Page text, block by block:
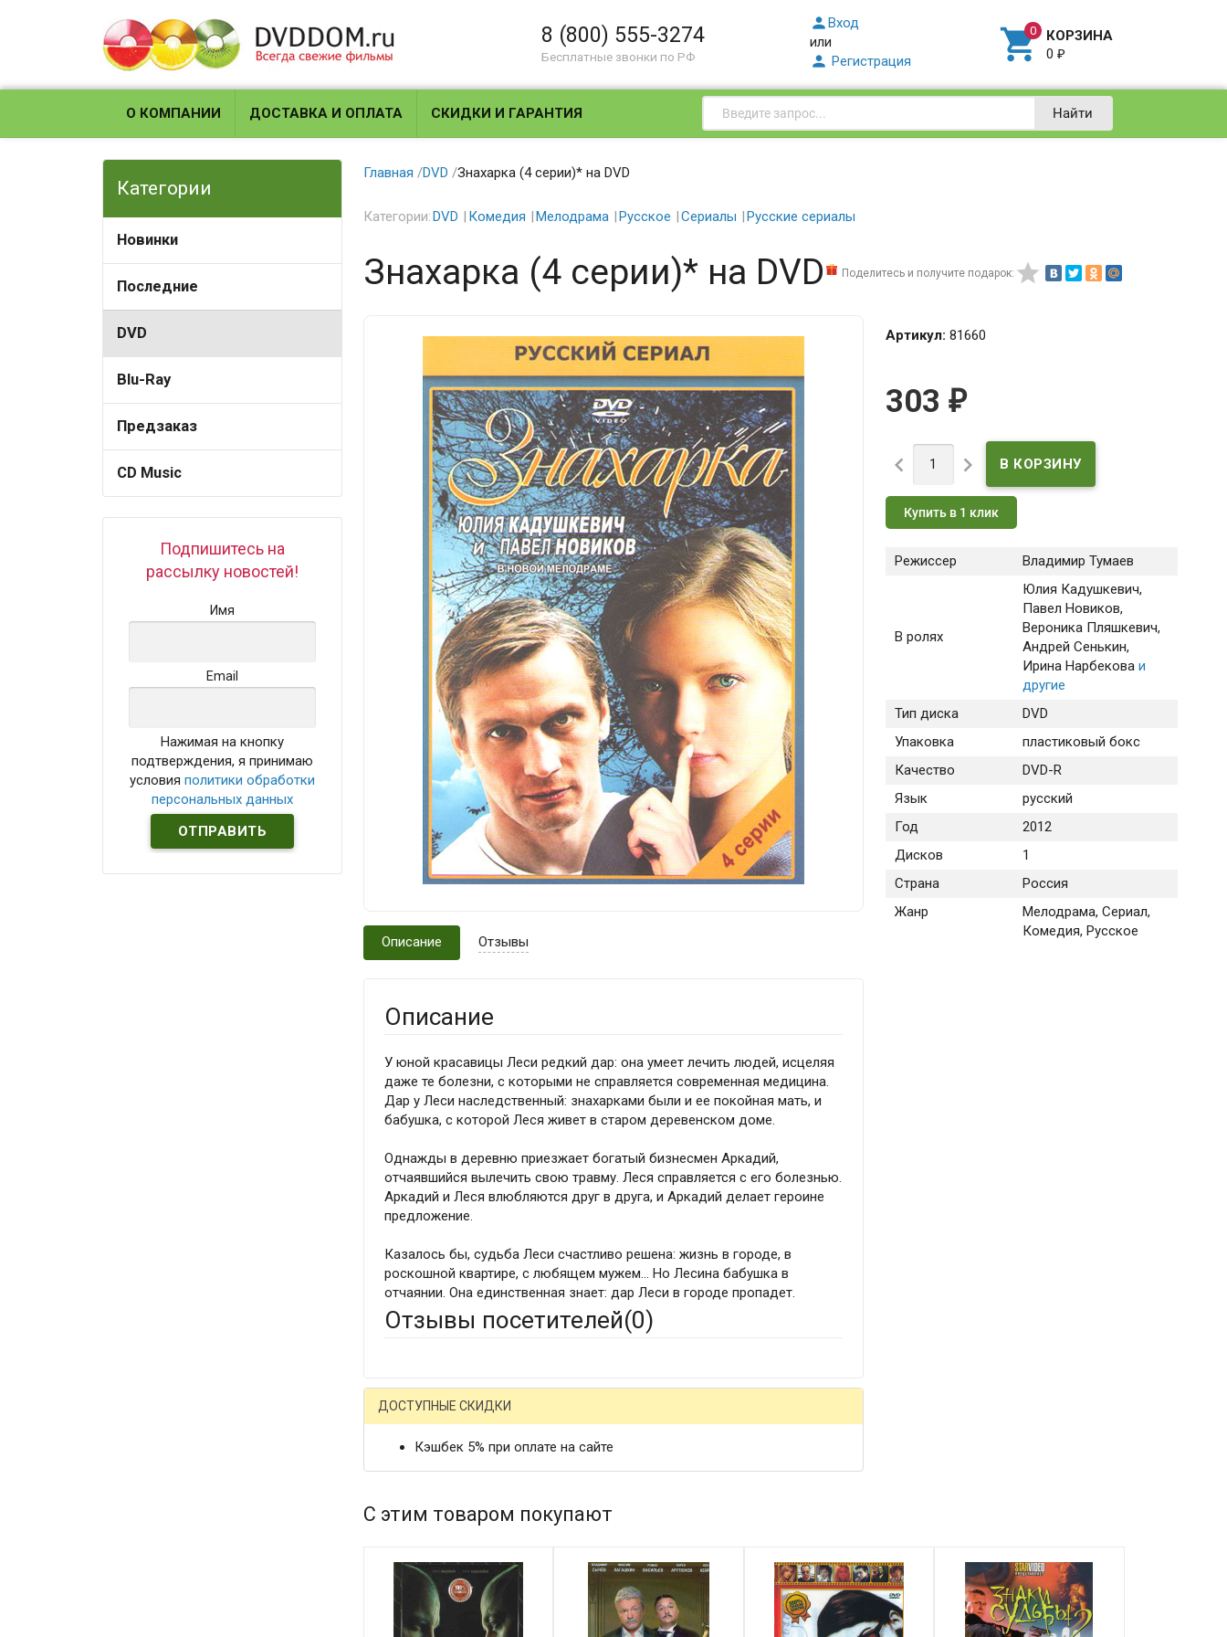
8 (800) 555-3274
Бесплатные звонки по РФ
Вход
или
 Регистрация  КОРЗИНА
0₽
О КОМПАНИИ ДОСТАВКА И ОПЛАТА СКИДКИ И ГАРАНТИЯ Найти
Категории
Новинки
Последние
DVD
Blu-Ray
Предзаказ
CD Music
Подпишитесь на
рассылку новостей!
Имя
Email
Нажимая на кнопку
подтверждения, я принимаю
условияполитики обработки
персональных данных
Главная /DVD /Знахарка (4 серии)* на DVD
Категории:DVD Комедия Мелодрама Русское Сериалы Русские сериалы
Поделитесь и получите подарок: 
Знахарка (4 серии)* на DVD
Артикул: 81660
303 ₽
 
Купить в 1 клик
Режиссер Владимир Тумаев
В ролях
Юлия Кадушкевич,
Павел Новиков,
Вероника Пляшкевич,
Андрей Сенькин,
Ирина Нарбековаи
другие
Тип диска
DVD
Упаковка
пластиковый бокс
Качество
DVD-R
Язык
русский
Год
2012
Дисков
1
Страна
Россия
Жанр
Мелодрама, Сериал,
Комедия, Русское
Описание Отзывы
Описание
У юной красавицы Леси редкий дар: она умеет лечить людей, исцеляя
даже те болезни, с которыми не справляется современная медицина.
Дар у Леси наследственный: знахарками были и ее покойная мать, и
бабушка, с которой Леся живет в старом деревенском доме.
Однажды в деревню приезжает богатый бизнесмен Аркадий,
отчаявшийся вылечить свою травму. Леся справляется с его болезнью.
Аркадий и Леся влюбляются друг в друга, и Аркадий делает героине
предложение.
Казалось бы, судьба Леси счастливо решена: жизнь в городе, в
роскошной квартире, с любящем мужем… Но Лесина бабушка в
отчаянии. Она единственная знает: дар Леси в городе пропадет.
Отзывы посетителей(0)
ДОСТУПНЫЕ СКИДКИ
Кэшбек 5% при оплате на сайте
С этим товаром покупают